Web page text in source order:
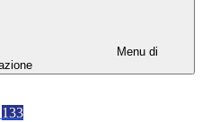
Menu di
133